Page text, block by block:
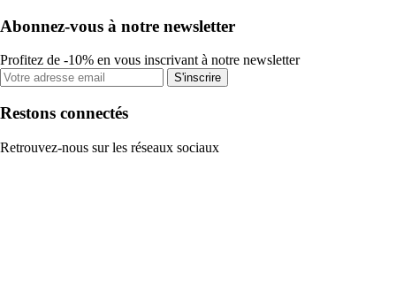
Abonnez-vous à notre newsletter
Profitez de -10% en vous inscrivant à notre newsletter
S'inscrire
Restons connectés
Retrouvez-nous sur les réseaux sociaux